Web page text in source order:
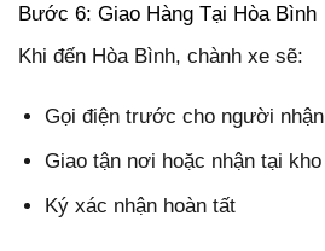
Bước 6: Giao Hàng Tại Hòa Bình
Khi đến Hòa Bình, chành xe sẽ:
Gọi điện trước cho người nhận
Giao tận nơi hoặc nhận tại kho
Ký xác nhận hoàn tất